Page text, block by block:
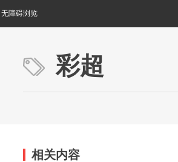
无障碍浏览
彩超
相关内容